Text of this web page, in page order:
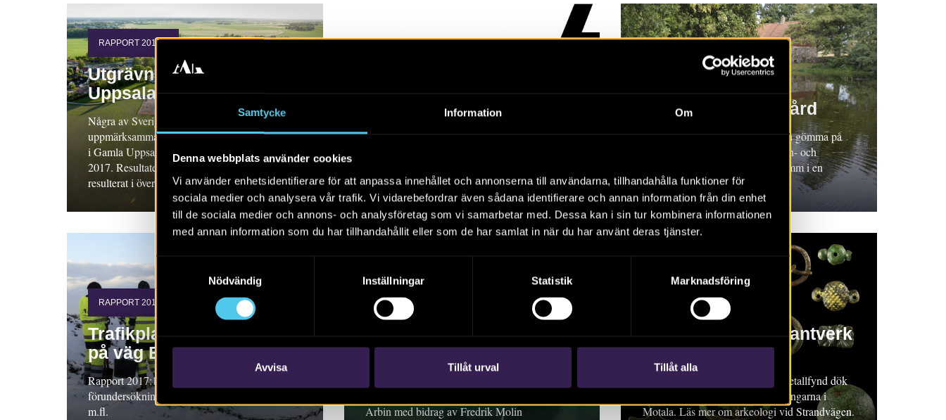
Samtycke Information Om
Denna webbplats använder cookies
Vi använder enhetsidentifierare för att anpassa innehållet och annonserna till användarna, tillhandahålla funktioner för
sociala medier och analysera vår trafik. Vi vidarebefordrar även sådana identifierare och annan information från din enhet
till de sociala medier och annons- och analysföretag som vi samarbetar med. Dessa kan i sin tur kombinera informationen
med annan information som du har tillhandahållit eller som de har samlat in när du har använt deras tjänster.
Nödvändig
Inställningar Statistik Marknadsföring
Avvisa Tillåt urval Tillåt alla
RAPPORT 2017:1
Utgrävningarna i Gamla
Uppsala
Några av Sveriges största och mest
uppmärksammade arkeologiska undersökningar
i Gamla Uppsala, pågick mellan åren 2012–
2017. Resultaten var häpnadsväckande och har
resulterat i över 20 rapporter! Läs dom här!
Schaktningsövervakning
vid Gärstad
Östergötland. Annika Helander
RAPPORT 2017:70
Krapperups trädgård
Rapport 2017:70. Små prover kan gömma på
mycket kunskap. 2016 togs pollen- och
växtmakrofossilprover från en damm i en
trädgård i Skåne.
RAPPORT 2017:127
Trafikplats Lunds Södra
på väg E22
Rapport 2017:127. Arkeologisk
förundersökning 2016, Skåne. Anne Carlie
m.fl.
RAPPORT 2017:120
Fiskeanläggningar i
Motala ström
Rapport 2017:120. Arkeologisk undersökning.
Arbin med bidrag av Fredrik Molin
RAPPORT 2017:119
Medeltida metallhantverk
i Motala
Rapport 2017:119. Fantastiska metallfynd dök
upp under de spännande utgrävningarna i
Motala. Läs mer om arkeologi vid Strandvägen.